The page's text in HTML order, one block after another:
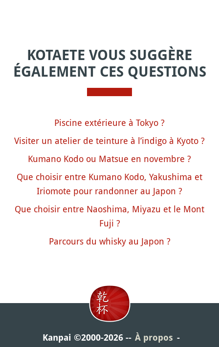
KOTAETE VOUS SUGGÈRE
ÉGALEMENT CES QUESTIONS
Piscine extérieure à Tokyo ?
Visiter un atelier de teinture à l’indigo à Kyoto ?
Kumano Kodo ou Matsue en novembre ?
Que choisir entre Kumano Kodo, Yakushima et
Iriomote pour randonner au Japon ?
Que choisir entre Naoshima, Miyazu et le Mont
Fuji ?
Parcours du whisky au Japon ?
Kanpai ©2000-2026
À propos